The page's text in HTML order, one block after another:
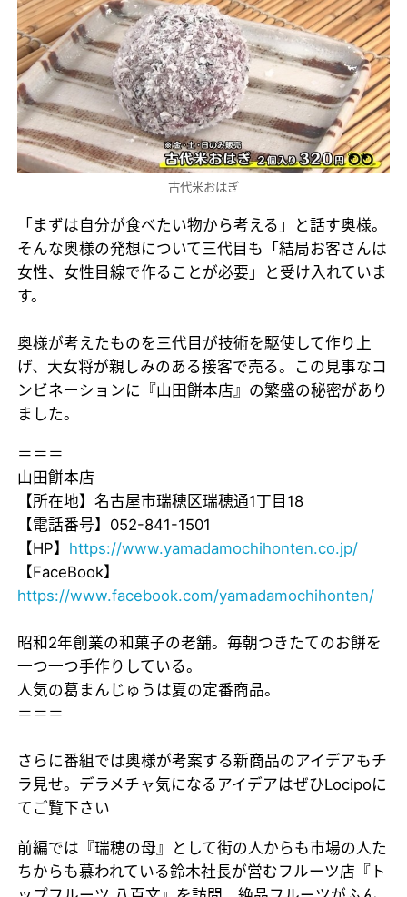
古代米おはぎ
「まずは自分が食べたい物から考える」と話す奥様。
そんな奥様の発想について三代目も「結局お客さんは
女性、女性目線で作ることが必要」と受け入れていま
す。
奥様が考えたものを三代目が技術を駆使して作り上
げ、大女将が親しみのある接客で売る。この見事なコ
ンビネーションに『山田餅本店』の繁盛の秘密があり
ました。
＝＝＝
山田餅本店
【所在地】名古屋市瑞穂区瑞穂通1丁目18
【電話番号】052-841-1501
【HP】 https://www.yamadamochihonten.co.jp/
【FaceBook】
https://www.facebook.com/yamadamochihonten/
昭和2年創業の和菓子の老舗。毎朝つきたてのお餅を
一つ一つ手作りしている。
人気の葛まんじゅうは夏の定番商品。
＝＝＝
さらに番組では奥様が考案する新商品のアイデアもチ
ラ見せ。デラメチャ気になるアイデアはぜひLocipoに
てご覧下さい
前編では『瑞穂の母』として街の人からも市場の人た
ちからも慕われている鈴木社長が営むフルーツ店『ト